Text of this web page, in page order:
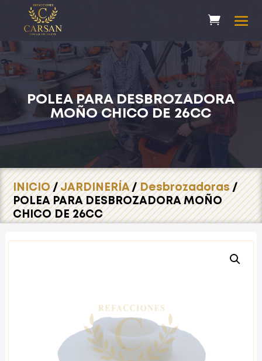
POLEA PARA DESBROZADORA
MOÑO CHICO DE 26CC
INICIO/JARDINERÍA/Desbrozadoras/
POLEA PARA DESBROZADORA MOÑO
CHICO DE 26CC